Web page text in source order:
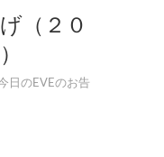
（２０
日のEVEのお告